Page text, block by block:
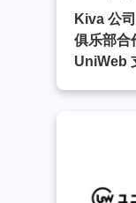
Kiva 公
俱乐部合
UniWeb